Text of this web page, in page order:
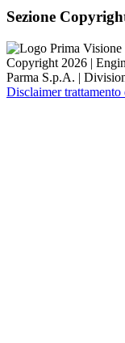
Sezione
Copyright 2026 |
Parma S.p.A. |
Disclaimer trattamento